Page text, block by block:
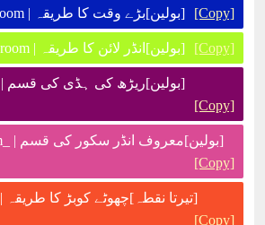
[بولین]بڑے وقت کا طریقہ | b_VideoClassroom [Copy]
[بولین]انڈر لائن کا طریقہ | b_video_classroom [Copy]
[بولین]ریڑھ کی ہڈی کی قسم | b-video-classroom
[Copy]
[بولین]معروف انڈر سکور کی قسم | _b_video_classroom
[Copy]
[تیرتا نقطہ]چھوٹے کوبڑ کا طریقہ | f_videoClassroom
[Copy]